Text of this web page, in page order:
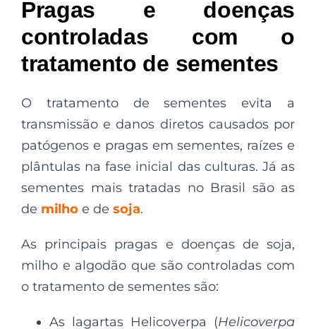
Pragas e doenças
controladas com o
tratamento de sementes
O tratamento de sementes evita a
transmissão e danos diretos causados por
patógenos e pragas em sementes, raízes e
plântulas na fase inicial das culturas. Já as
sementes mais tratadas no Brasil são as
de milho e de soja.
As principais pragas e doenças de soja,
milho e algodão que são controladas com
o tratamento de sementes são:
As lagartas Helicoverpa (Helicoverpa